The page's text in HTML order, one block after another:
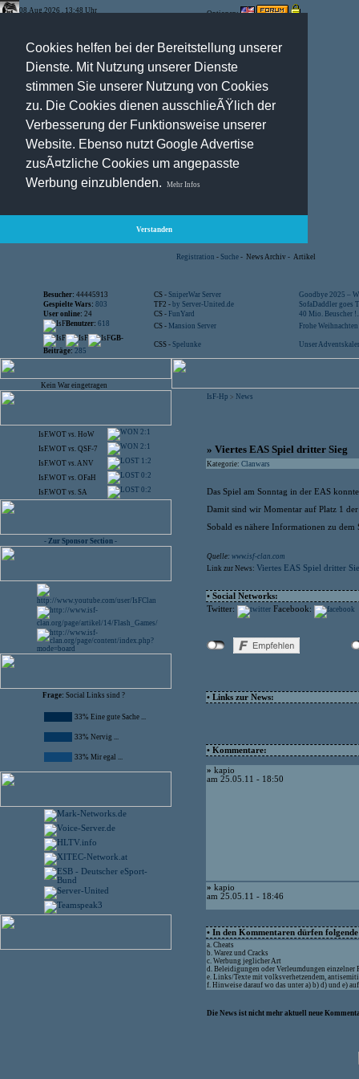
Cookies helfen bei der Bereitstellung unserer
Dienste. Mit Nutzung unserer Dienste
stimmen Sie unserer Nutzung von Cookies
zu. Die Cookies dienen ausschlieÃŸlich der
Verbesserung der Funktionsweise unserer
Website. Ebenso nutzt Google Advertise
zusÃ¤tzliche Cookies um angepasste
Werbung einzublenden.
Mehr Infos
Verstanden
08.Aug.2026 , 13:48 Uhr Optionen:
Registration - Suche - News Archiv - Artikel
Besucher: 44445913 CS - SniperWar Server
Goodbye 2025 –
Gespielte Wars: 803 TF2 - by Server-United.de
SofaDaddler goes
User online: 24 CS - FunYard
40 Mio. Beuscher
Benutzer: 618 CS - Mansion Server
Frohe
GB-
Beiträge: 285
CSS - Spelunke Unser
Kein War eingetragen
IsF.WOT vs. HoW 2:1
IsF.WOT vs. QSF-7 2:1
IsF.WOT vs.ANV 1:2
IsF.WOT vs. OFaH 0:2
IsF.WOT vs. SA 0:2
- Zur Sponsor Section -
Frage: Social Links sind ?
33% Eine gute Sache ...
33% Nervig ...
33% Mir egal ...
IsF-Hp > News
» Viertes EAS Spiel dritter Sieg
Kategorie: Clanwars
Das Spiel am Sonntag in der EAS
Damit sind wir Momentar auf Platz 1
Sobald es nähere Informationen zu
Quelle: www.isf-clan.com
Link zur News: Viertes EAS Spiel dritter
• Social Networks:
Twitter:
Facebook:
• Links zur News:
• Kommentare:
» kapio
am 25.05.11 - 18:50
» kapio
am 25.05.11 - 18:46
• In den Kommentaren dürfen
a. Cheats
b. Warez und Cracks
c. Werbung jeglicher Art
d. Beleidigungen oder Verleumdungen einzelner
e. Links/Texte mit volksverhetzendem,
f. Hinweise darauf wo das unter a) b) d) und e)
Die News ist nicht mehr aktuell neue